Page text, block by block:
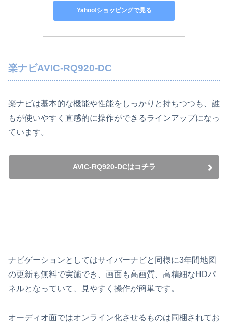
Yahoo!ショッピングで見る
楽ナビAVIC-RQ920-DC
楽ナビは基本的な機能や性能をしっかりと持ちつつも、誰
もが使いやすく直感的に操作ができるラインアップになっ
ています。
AVIC-RQ920-DCはコチラ
ナビゲーションとしてはサイバーナビと同様に3年間地図
の更新も無料で実施でき、画面も高画質、高精細なHDパ
ネルとなっていて、見やすく操作が簡単です。
オーディオ面ではオンライン化させるものは同梱されてお